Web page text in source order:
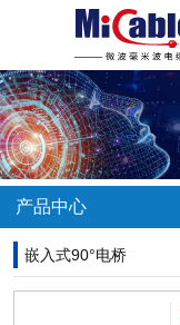
产品中心
嵌入式90°电桥